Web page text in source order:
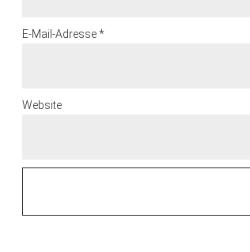
E-Mail-Adresse*
Website